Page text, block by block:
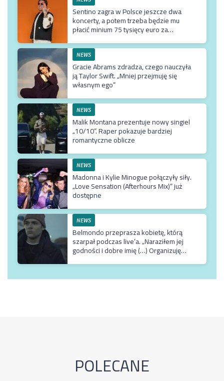
Sentino zagra w Polsce jeszcze dwa
koncerty, a potem trzeba będzie mu
płacić minium 75 tysięcy euro za
NEWS
Gracie Abrams zdradza, czego nauczyła
ją Taylor Swift. „Mniej przejmuję się
własnym ego”
NEWS
Malik Montana prezentuje nowy singiel
„10/10”. Raper pokazuje bardziej
romantyczne oblicze
NEWS
Madonna i Kylie Minogue połączyły siły.
„Love Sensation (Afterhours Mix)” już
dostępne
NEWS
Belmondo przeprasza kobietę, którą
szarpał podczas live’a. „Naraziłem jej
godności i dobre imię (…) Organizuję
specjalisty”
POLECANE